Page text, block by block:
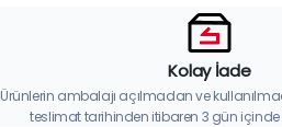
Kolay İade
Ürünlerin ambalajı açılmadan ve
teslimat tarihinden itibaren 3 gün içinde